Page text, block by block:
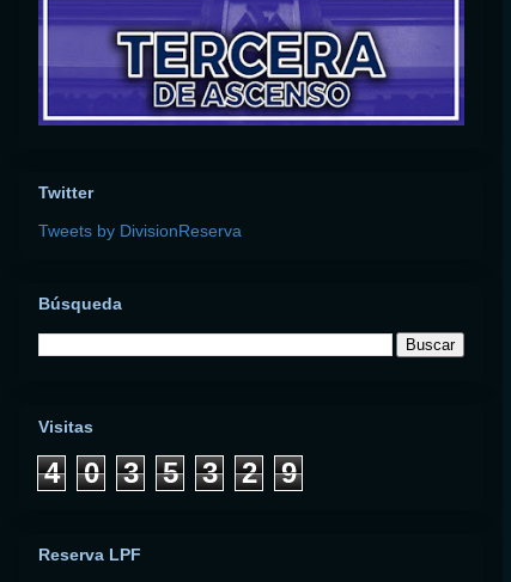
Twitter
Tweets by DivisionReserva
Búsqueda
Visitas
4 0 3 5 3 2 9
Reserva LPF